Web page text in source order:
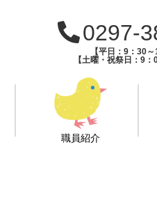
0297-
【平日：9：30～
【土曜・祝祭日：9：
職員紹介